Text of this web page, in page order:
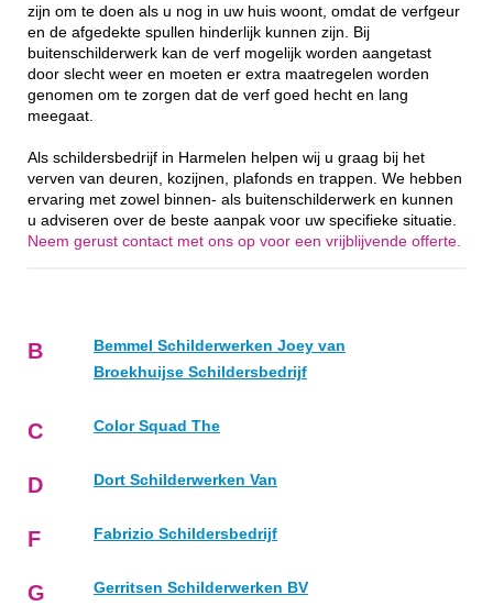
zijn om te doen als u nog in uw huis woont, omdat de verfgeur
en de afgedekte spullen hinderlijk kunnen zijn. Bij
buitenschilderwerk kan de verf mogelijk worden aangetast
door slecht weer en moeten er extra maatregelen worden
genomen om te zorgen dat de verf goed hecht en lang
meegaat.
Als schildersbedrijf in Harmelen helpen wij u graag bij het
verven van deuren, kozijnen, plafonds en trappen. We hebben
ervaring met zowel binnen- als buitenschilderwerk en kunnen
u adviseren over de beste aanpak voor uw specifieke situatie.
Neem gerust contact met ons op voor een vrijblijvende offerte.
B
Bemmel Schilderwerken Joey van
Broekhuijse Schildersbedrijf
C Color Squad The
D Dort Schilderwerken Van
F Fabrizio Schildersbedrijf
G Gerritsen Schilderwerken BV